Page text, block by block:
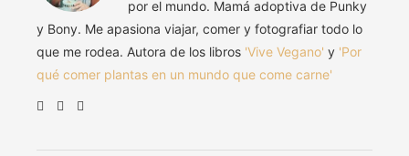
por el mundo. Mamá adoptiva de Punky
y Bony. Me apasiona viajar, comer y fotografiar todo lo
que me rodea. Autora de los libros 'Vive Vegano' y 'Por
qué comer plantas en un mundo que come carne'